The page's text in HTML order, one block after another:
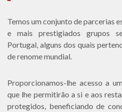
Temos um conjunto de parcerias
e mais prestigiados grupos
Portugal, alguns dos quais
de renome mundial.
Proporcionamos-lhe acesso a
que lhe permitirão a si e aos
protegidos, beneficiando de